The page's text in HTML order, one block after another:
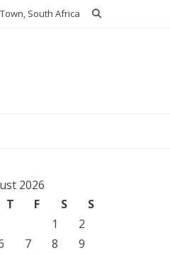
South Africa
2026
T F S
S
1
2
7 8
9